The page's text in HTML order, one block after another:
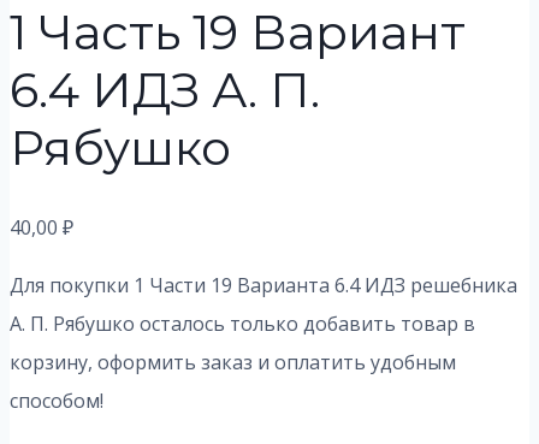
1 Часть 19 Вариант
6.4 ИДЗ А. П.
Рябушко
40,00 ₽
Для покупки 1 Части 19 Варианта 6.4 ИДЗ решебника
А. П. Рябушко осталось только добавить товар в
корзину, оформить заказ и оплатить удобным
способом!